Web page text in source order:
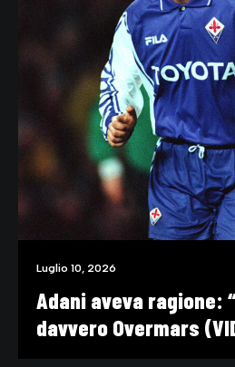
Luglio 10, 2026
Adani aveva ragione:
davvero Overmars